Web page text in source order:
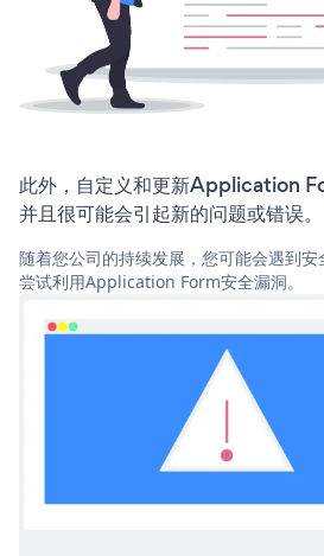
此外，自定义和更新Application
并且很可能会引起新的问题或错误。
随着您公司的持续发展，您可能会遇到
尝试利用Application Form安全漏洞。